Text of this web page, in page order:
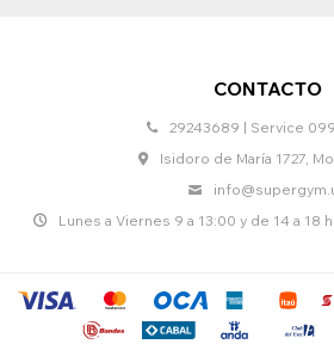
CONTACTO
29243689 | Service
Isidoro de María 1727,
Lunes a Viernes 9 a 13:00 y de 14 a 18